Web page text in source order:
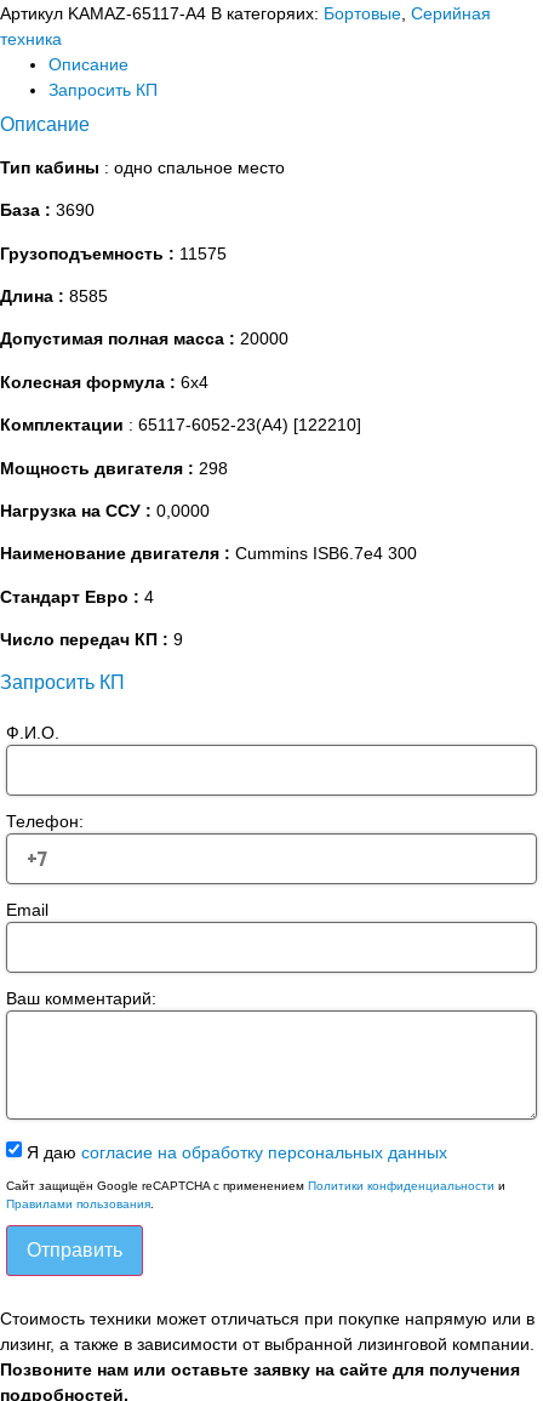
Артикул KAMAZ-65117-A4 В категоряих: Бортовые Серийная
техника
Описание
Запросить КП
Описание
Тип кабины : одно спальное место
База : 3690
Грузоподъемность : 11575
Длина : 8585
Допустимая полная масса : 20000
Колесная формула : 6х4
Комплектации : 65117-6052-23(А4) [122210]
Мощность двигателя : 298
Нагрузка на ССУ : 0,0000
Наименование двигателя : Cummins ISB6.7e4 300
Стандарт Евро : 4
Число передач КП : 9
Запросить КП
Ф.И.О.
Телефон:
Email
Ваш комментарий:
Я даю согласие на обработку персональных данных
Сайт защищён Google reCAPTCHA с применением Политики конфиденциальности и
Правилами пользования
Отправить
Стоимость техники может отличаться при покупке напрямую или в
лизинг, а также в зависимости от выбранной лизинговой компании.
Позвоните нам или оставьте заявку на сайте для получения
подробностей.